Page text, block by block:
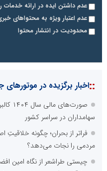
عدم داشتن ایده در ارائه خدمات
عدم اعتبار ویژه به محتواهای
محدودیت در انتشار محتوا
::اخبار برگزیده در
سهامداران در سراسر کشور
فراتر از بحران؛ چگونه خلاقیتِ
مردمی را نجات می‌دهد؟
چیستی طراشعر از نگاه امین